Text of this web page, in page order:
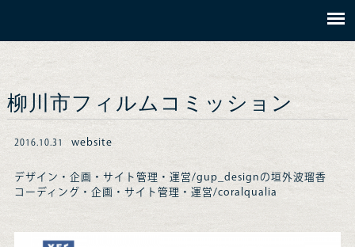
柳川市フィルムコミッション
2016.10.31 website
デザイン・企画・サイト管理・運営/gup_designの垣外波瑠香
コーディング・企画・サイト管理・運営/coralqualia